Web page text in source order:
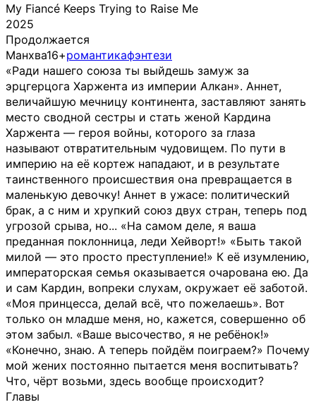
My Fiancé Keeps Trying to Raise Me
2025
Продолжается
Манхва16+романтикафэнтези
«Ради нашего союза ты выйдешь замуж за
эрцгерцога Харжента из империи Алкан». Аннет,
величайшую мечницу континента, заставляют занять
место сводной сестры и стать женой Кардина
Харжента — героя войны, которого за глаза
называют отвратительным чудовищем. По пути в
империю на её кортеж нападают, и в результате
таинственного происшествия она превращается в
маленькую девочку! Аннет в ужасе: политический
брак, а с ним и хрупкий союз двух стран, теперь под
угрозой срыва, но... «На самом деле, я ваша
преданная поклонница, леди Хейворт!» «Быть такой
милой — это просто преступление!» К её изумлению,
императорская семья оказывается очарована ею. Да
и сам Кардин, вопреки слухам, окружает её заботой.
«Моя принцесса, делай всё, что пожелаешь». Вот
только он младше меня, но, кажется, совершенно об
этом забыл. «Ваше высочество, я не ребёнок!»
«Конечно, знаю. А теперь пойдём поиграем?» Почему
мой жених постоянно пытается меня воспитывать?
Что, чёрт возьми, здесь вообще происходит?
Главы